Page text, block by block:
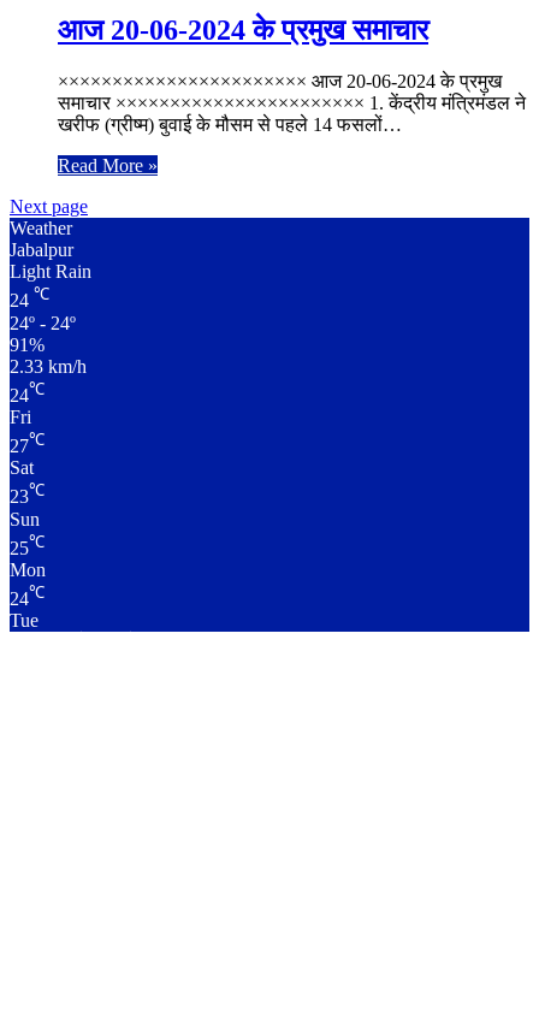
आज 20-06-2024 के प्रमुख समाचार
××××××××××××××××××××××× आज 20-06-2024 के प्रमुख
समाचार ××××××××××××××××××××××× 1. केंद्रीय मंत्रिमंडल ने
खरीफ (ग्रीष्म) बुवाई के मौसम से पहले 14 फसलों…
Read More »
Next page
Weather
Jabalpur
Light Rain
24 ℃
24º - 24º
91%
2.33 km/h
24℃
Fri
27℃
Sat
23℃
Sun
25℃
Mon
24℃
Tue